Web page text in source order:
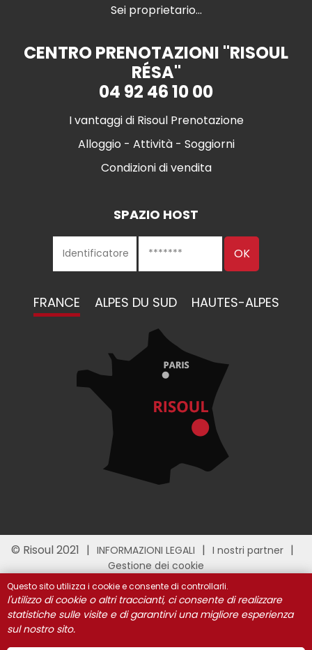
Sei proprietario...
CENTRO PRENOTAZIONI "RISOUL
RÉSA"
04 92 46 10 00
I vantaggi di Risoul Prenotazione
Alloggio - Attività - Soggiorni
Condizioni di vendita
SPAZIO HOST
FRANCE ALPES DU SUD HAUTES-ALPES
© Risoul 2021 INFORMAZIONI LEGALI
I nostri partner
Gestione dei cookie
Questo sito utilizza i cookie e consente di controllarli.
l'utilizzo di cookie o altri traccianti, ci consente di realizzare
statistiche sulle visite e di garantirvi una migliore esperienza
sul nostro sito.